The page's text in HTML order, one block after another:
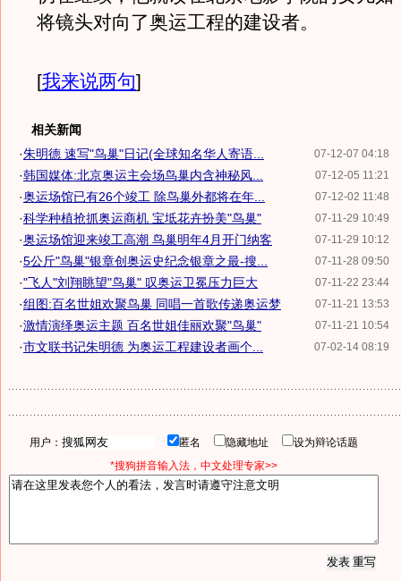
将镜头对向了奥运工程的建设者。
[我来说两句]
相关新闻
07-12-07 04:18
·朱明德 速写"鸟巢"日记(全球知名华人寄语...
07-12-05 11:21
·韩国媒体:北京奥运主会场鸟巢内含神秘风...
07-12-02 11:48
·奥运场馆已有26个竣工 除鸟巢外都将在年...
07-11-29 10:49
·科学种植抢抓奥运商机 宝坻花卉扮美"鸟巢"
07-11-29 10:12
·奥运场馆迎来竣工高潮 鸟巢明年4月开门纳客
07-11-28 09:50
·5公斤"鸟巢"银章创奥运史纪念银章之最-搜...
07-11-22 23:44
·"飞人"刘翔眺望"鸟巢" 叹奥运卫冕压力巨大
07-11-21 13:53
·组图:百名世姐欢聚鸟巢 同唱一首歌传递奥运梦
07-11-21 10:54
·激情演绎奥运主题 百名世姐佳丽欢聚"鸟巢"
07-02-14 08:19
·市文联书记朱明德 为奥运工程建设者画个...
用户： 匿名 隐藏地址
设为辩论话题
*搜狗拼音输入法，中文处理专家>>